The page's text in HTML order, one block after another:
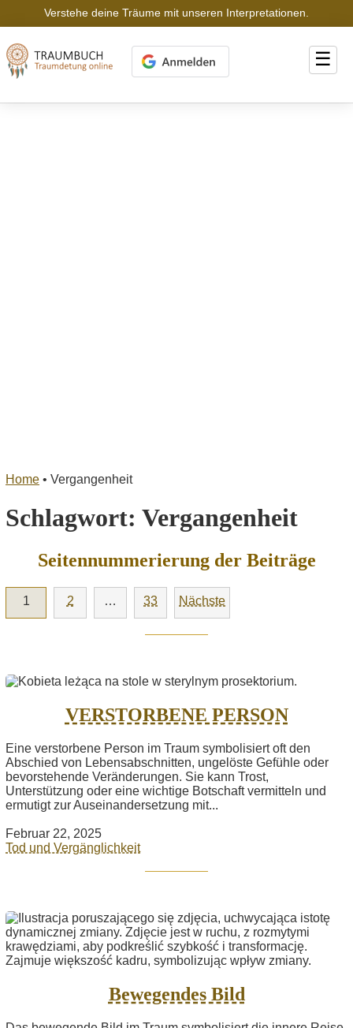
Verstehe deine Träume mit unseren Interpretationen.
☰
Home • Vergangenheit
Schlagwort: Vergangenheit
Seitennummerierung der Beiträge
1 2 … 33 Nächste
VERSTORBENE PERSON
Eine verstorbene Person im Traum symbolisiert oft den
Abschied von Lebensabschnitten, ungelöste Gefühle oder
bevorstehende Veränderungen. Sie kann Trost,
Unterstützung oder eine wichtige Botschaft vermitteln und
ermutigt zur Auseinandersetzung mit...
Februar 22, 2025
Tod und Vergänglichkeit
Bewegendes Bild